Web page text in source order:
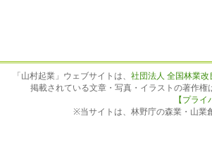
「山村起業」ウェブサイトは、 社団法人 全国林業
掲載されている文章・写真・イラストの著作
【プラ
※当サイトは、林野庁の森業・山業